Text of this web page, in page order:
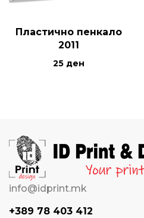
Пластично пенкало
2011
25 ден
info@idprint.mk
+389 78 403 412